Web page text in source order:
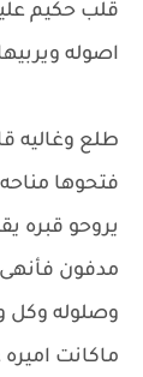
قلب حكيم
اصوله
طلع وغاليه
فتحوها مناحه
يروحو قبره
مدفون
وصلوله وكل
ماكانت